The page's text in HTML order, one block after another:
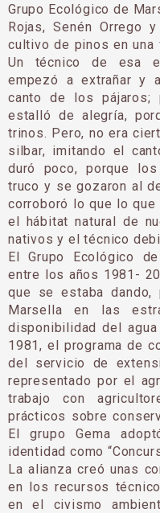
Grupo Ecológico de
Rojas, Senén Orrego
cultivo de pinos en
Un técnico de esa
empezó a extrañar y
canto de los pájaros;
estalló de alegría,
trinos. Pero, no era
silbar, imitando el
duró poco, porque
truco y se gozaron al
corroboró lo que lo
el hábitat natural de
nativos y el técnico
El Grupo Ecológico
entre los años 1981-
que se estaba
Marsella en las
disponibilidad del
1981, el programa de
del servicio de
representado por el
trabajo con
prácticos sobre
El grupo Gema
identidad como
La alianza creó unas
en los recursos
en el civismo